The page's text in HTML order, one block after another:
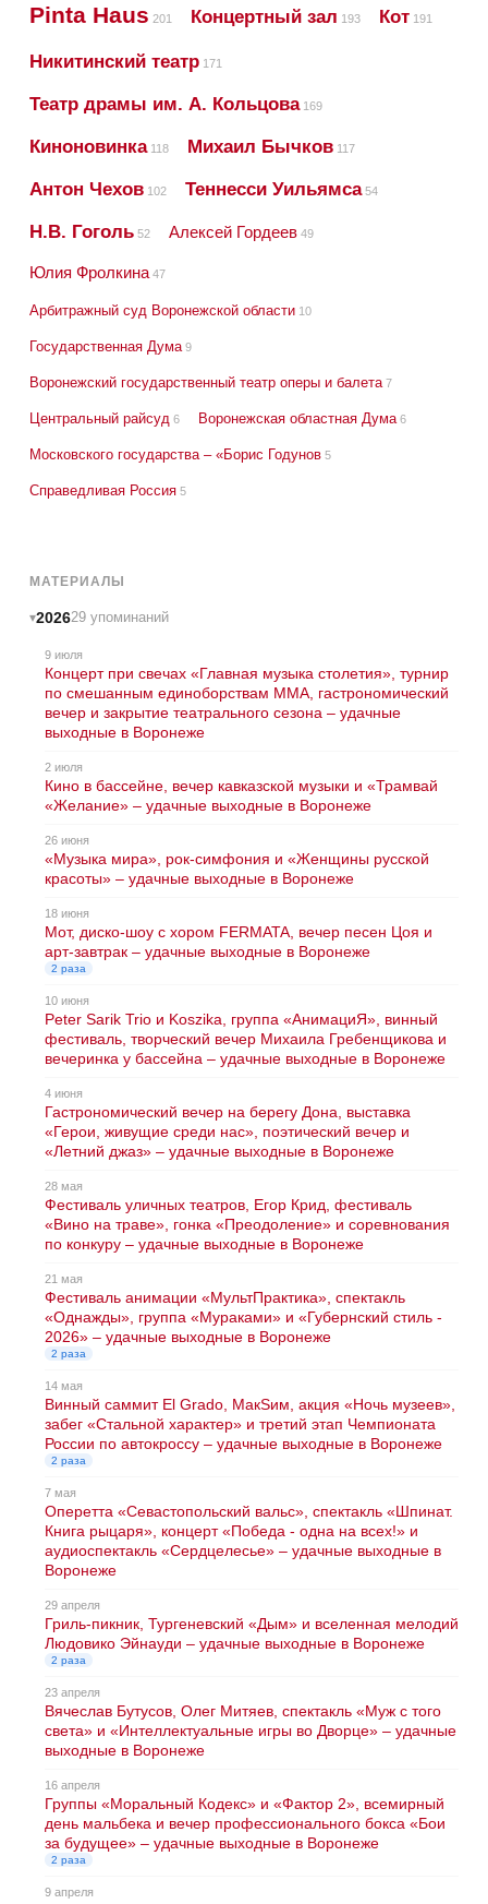
Pinta Haus 201 Концертный зал 193 Кот 191
Никитинский театр 171
Театр драмы им. А. Кольцова169
Киноновинка118 Михаил Бычков 117
Антон Чехов 102 Теннесси Уильямса54
Н.В. Гоголь 52 Алексей Гордеев 49
Юлия Фролкина 47
Арбитражный суд Воронежской области 10
Государственная Дума 9
Воронежский государственный театр оперы и балета 7
Центральный райсуд 6 Воронежская областная Дума 6
Московского государства – «Борис Годунов 5
Справедливая Россия 5
МАТЕРИАЛЫ
202629 упоминаний
9 июля
Концерт при свечах «Главная музыка столетия», турнир
по смешанным единоборствам ММА, гастрономический
вечер и закрытие театрального сезона – удачные
выходные в Воронеже
2 июля
Кино в бассейне, вечер кавказской музыки и «Трамвай
«Желание» – удачные выходные в Воронеже
26 июня
«Музыка мира», рок-симфония и «Женщины русской
красоты» – удачные выходные в Воронеже
18 июня
Мот, диско-шоу с хором FERMATA, вечер песен Цоя и
арт-завтрак – удачные выходные в Воронеже
2 раза
10 июня
Peter Sarik Trio и Koszika, группа «АнимациЯ», винный
фестиваль, творческий вечер Михаила Гребенщикова и
вечеринка у бассейна – удачные выходные в Воронеже
4 июня
Гастрономический вечер на берегу Дона, выставка
«Герои, живущие среди нас», поэтический вечер и
«Летний джаз» – удачные выходные в Воронеже
28 мая
Фестиваль уличных театров, Егор Крид, фестиваль
«Вино на траве», гонка «Преодоление» и соревнования
по конкуру – удачные выходные в Воронеже
21 мая
Фестиваль анимации «МультПрактика», спектакль
«Однажды», группа «Мураками» и «Губернский стиль -
2026» – удачные выходные в Воронеже
2 раза
14 мая
Винный саммит El Grado, МакSим, акция «Ночь музеев»,
забег «Стальной характер» и третий этап Чемпионата
России по автокроссу – удачные выходные в Воронеже
2 раза
7 мая
Оперетта «Севастопольский вальс», спектакль «Шпинат.
Книга рыцаря», концерт «Победа - одна на всех!» и
аудиоспектакль «Сердцелесье» – удачные выходные в
Воронеже
29 апреля
Гриль-пикник, Тургеневский «Дым» и вселенная мелодий
Людовико Эйнауди – удачные выходные в Воронеже
2 раза
23 апреля
Вячеслав Бутусов, Олег Митяев, спектакль «Муж с того
света» и «Интеллектуальные игры во Дворце» – удачные
выходные в Воронеже
16 апреля
Группы «Моральный Кодекс» и «Фактор 2», всемирный
день мальбека и вечер профессионального бокса «Бои
за будущее» – удачные выходные в Воронеже
2 раза
9 апреля